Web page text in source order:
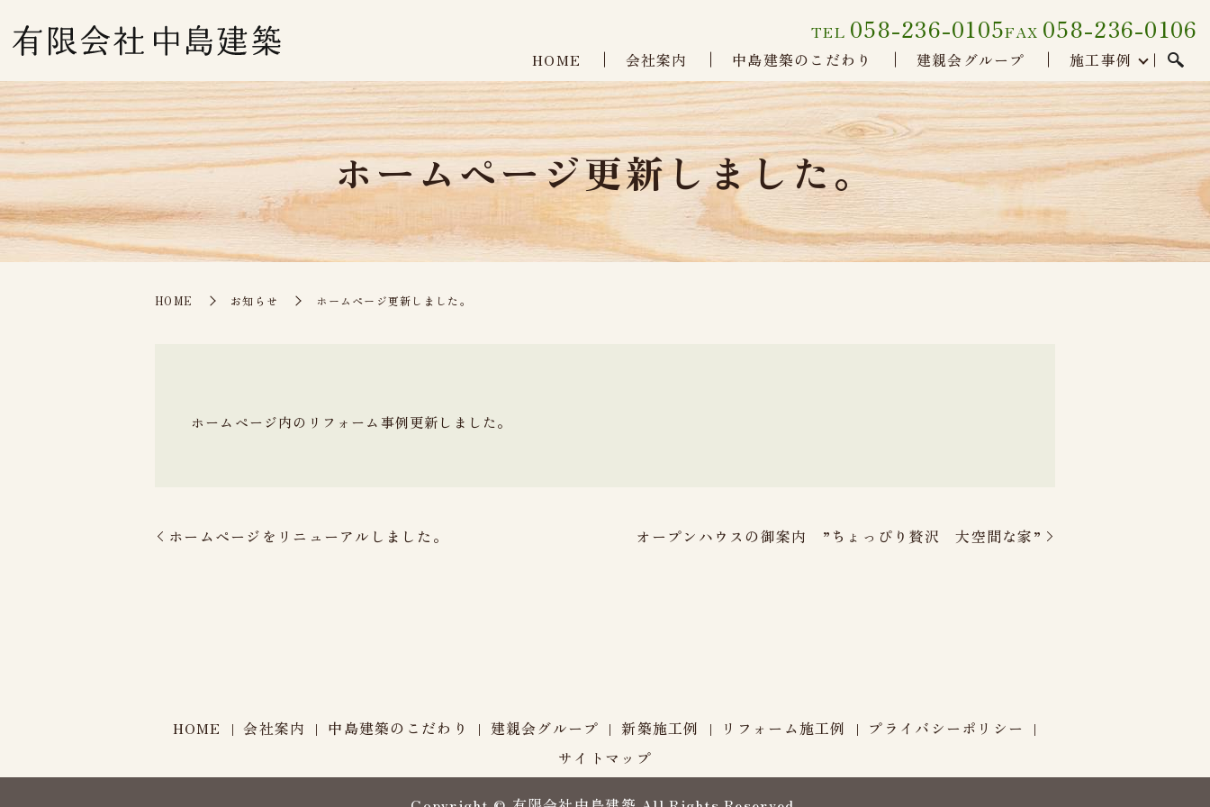
HOME 会社案内 中島建築のこだわり 建親会グループ 施工事例
TEL 058-236-0105FAX 058-236-0106
ホームページ更新しました。
HOME お知らせ ホームページ更新しました。
ホームページ内のリフォーム事例更新しました。
ホームページをリニューアルしました。 オープンハウスの御案内 ”ちょっぴり贅沢 大空間な家”
HOME 会社案内 中島建築のこだわり 建親会グループ 新築施工例 リフォーム施工例
プライバシーポリシー
サイトマップ